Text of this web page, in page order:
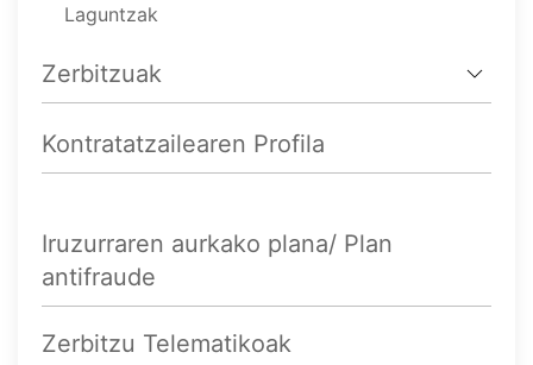
Laguntzak
Zerbitzuak
Kontratatzailearen Profila
Iruzurraren aurkako plana/ Plan
antifraude
Zerbitzu Telematikoak